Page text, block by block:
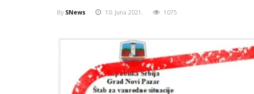
By SNews 10. Juna 2021. 1075